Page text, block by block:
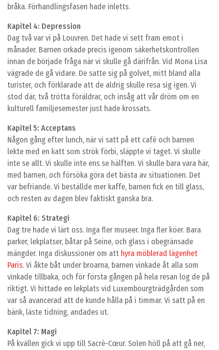
bråka. Förhandlingsfasen hade inletts.
Kapitel 4: Depression
Dag två var vi på Louvren. Det hade vi sett fram emot i
månader. Barnen orkade precis igenom säkerhetskontrollen
innan de började fråga när vi skulle gå därifrån. Vid Mona Lisa
vägrade de gå vidare. De satte sig på golvet, mitt bland alla
turister, och förklarade att de aldrig skulle resa sig igen. Vi
stod där, två trötta föräldrar, och insåg att vår dröm om en
kulturell familjesemester just hade krossats.
Kapitel 5: Acceptans
Någon gång efter lunch, när vi satt på ett café och barnen
lekte med en katt som strök förbi, släppte vi taget. Vi skulle
inte se allt. Vi skulle inte ens se hälften. Vi skulle bara vara här,
med barnen, och försöka göra det bästa av situationen. Det
var befriande. Vi beställde mer kaffe, barnen fick en till glass,
och resten av dagen blev faktiskt ganska bra.
Kapitel 6: Strategi
Dag tre hade vi lärt oss. Inga fler museer. Inga fler köer. Bara
parker, lekplatser, båtar på Seine, och glass i obegränsade
mängder. Inga diskussioner om att hyra möblerad lägenhet
Paris. Vi åkte båt under broarna, barnen vinkade åt alla som
vinkade tillbaka, och för första gången på hela resan log de på
riktigt. Vi hittade en lekplats vid Luxembourgträdgården som
var så avancerad att de kunde hålla på i timmar. Vi satt på en
bänk, läste tidning, andades ut.
Kapitel 7: Magi
På kvällen gick vi upp till Sacré-Cœur. Solen höll på att gå ner,